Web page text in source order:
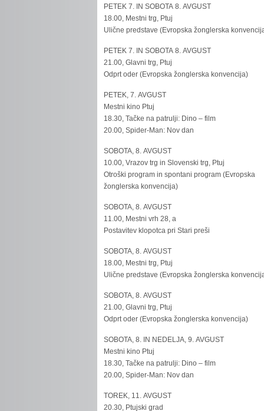
PETEK 7. IN SOBOTA 8. AVGUST
18.00, Mestni trg, Ptuj
Ulične predstave (Evropska žonglerska
PETEK 7. IN SOBOTA 8. AVGUST
21.00, Glavni trg, Ptuj
Odprt oder (Evropska žonglerska konvencija)
PETEK, 7. AVGUST
Mestni kino Ptuj
18.30, Tačke na patrulji: Dino – film
20.00, Spider-Man: Nov dan
SOBOTA, 8. AVGUST
10.00, Vrazov trg in Slovenski trg, Ptuj
Otroški program in spontani program (Evropska
žonglerska konvencija)
SOBOTA, 8. AVGUST
11.00, Mestni vrh 28, a
Postavitev klopotca pri Stari preši
SOBOTA, 8. AVGUST
18.00, Mestni trg, Ptuj
Ulične predstave (Evropska žonglerska
SOBOTA, 8. AVGUST
21.00, Glavni trg, Ptuj
Odprt oder (Evropska žonglerska konvencija)
SOBOTA, 8. IN NEDELJA, 9. AVGUST
Mestni kino Ptuj
18.30, Tačke na patrulji: Dino – film
20.00, Spider-Man: Nov dan
TOREK, 11. AVGUST
20.30, Ptujski grad